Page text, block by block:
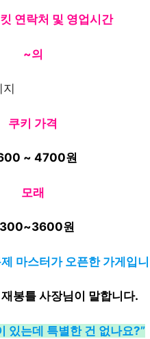
연락처 및 영업시간
~의
쿠키 가격
~ 4700원
모래
원
마스터가 오픈한 가게입
재봉틀 사장님이 말합니다.
있는데 특별한 건 없나요?”